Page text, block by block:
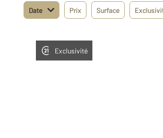
Date Prix Surface
Exclusivité